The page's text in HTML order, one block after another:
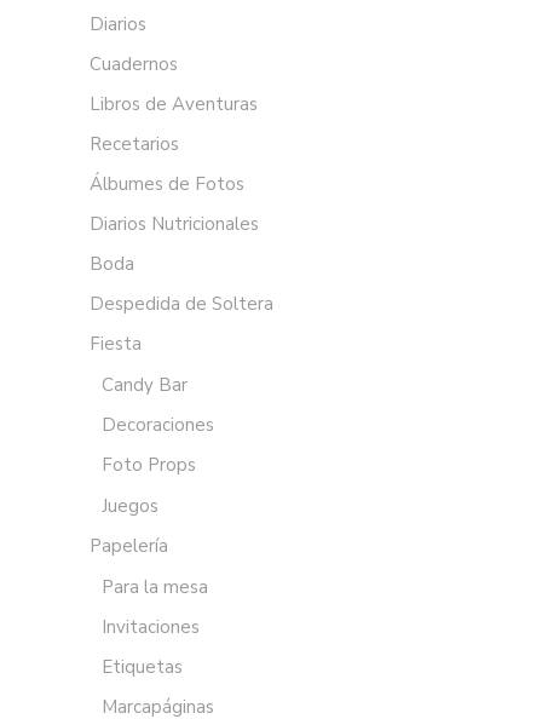
Diarios
Cuadernos
Libros de Aventuras
Recetarios
Álbumes de Fotos
Diarios Nutricionales
Boda
Despedida de Soltera
Fiesta
Candy Bar
Decoraciones
Foto Props
Juegos
Papelería
Para la mesa
Invitaciones
Etiquetas
Marcapáginas